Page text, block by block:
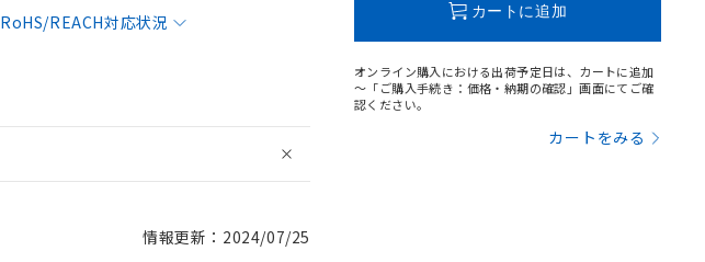
RoHS/REACH対応状況
情報更新：2024/07/25
カートに追加
オンライン購入における出荷予定日は、カートに追加
～「ご購入手続き：価格・納期の確認」画面にてご確
認ください。
カートをみる